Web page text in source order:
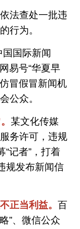
法查处一批违
行为。
国国际新闻
易号“华夏早
冒假冒新闻机
公众。
某文化传媒
务许可，违规
“记者”，打着
规发布新闻信
正当利益。 百
”、微信公众